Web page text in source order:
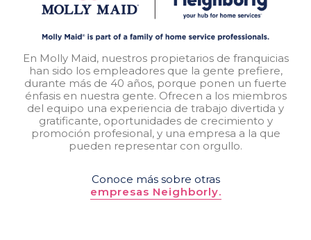
En Molly Maid, nuestros propietarios de franquicias
han sido los empleadores que la gente prefiere,
durante más de 40 años, porque ponen un fuerte
énfasis en nuestra gente. Ofrecen a los miembros
del equipo una experiencia de trabajo divertida y
gratificante, oportunidades de crecimiento y
promoción profesional, y una empresa a la que
pueden representar con orgullo.
Conoce más sobre otras
empresas Neighborly.